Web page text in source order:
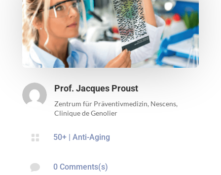
Prof. Jacques Proust
Zentrum für Präventivmedizin, Nescens,
Clinique de Genolier
 50+| Anti-Aging
 0 Comments(s)